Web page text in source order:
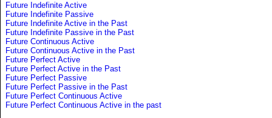
Future Indefinite Active
Future Indefinite Passive
Future Indefinite Active in the Past
Future Indefinite Passive in the Past
Future Continuous Active
Future Continuous Active in the Past
Future Perfect Active
Future Perfect Active in the Past
Future Perfect Passive
Future Perfect Passive in the Past
Future Perfect Continuous Active
Future Perfect Continuous Active in the past